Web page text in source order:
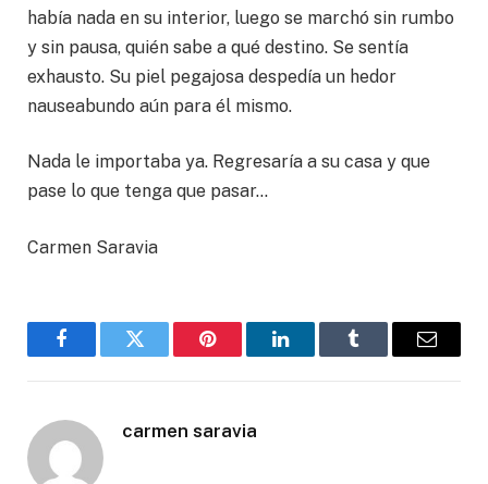
había nada en su interior, luego se marchó sin rumbo
y sin pausa, quién sabe a qué destino. Se sentía
exhausto. Su piel pegajosa despedía un hedor
nauseabundo aún para él mismo.
Nada le importaba ya. Regresaría a su casa y que
pase lo que tenga que pasar…
Carmen Saravia
FacebookTwitter Pinterest LinkedInTumblr Email
carmen saravia